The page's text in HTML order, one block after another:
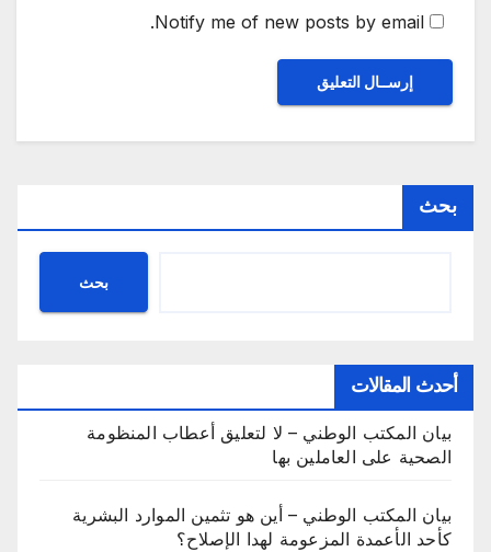
Notify me of new posts by email.
بحث
بحث
أحدث المقالات
بيان المكتب الوطني – لا لتعليق أعطاب المنظومة
الصحية على العاملين بها
بيان المكتب الوطني – أين هو تثمين الموارد البشرية
كأحد الأعمدة المزعومة لهدا الإصلاح؟